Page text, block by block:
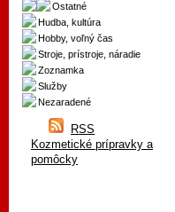
Ostatné
Hudba, kultúra
Hobby, voľný čas
Stroje, prístroje, náradie
Zoznamka
Služby
Nezaradené
RSS
Kozmetické prípravky a
pomôcky